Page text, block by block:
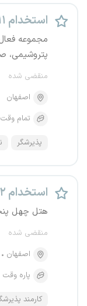
استخدام ۱۱ عنوان شغلی
مجموعه
پتروشیمی،
منقضی شده
اصفهان
تمام وقت
پذیرشگر
استخدام ۲ عنوان شغلی
هتل چهل
منقضی شده
اصفهان
پاره وقت
کارمند